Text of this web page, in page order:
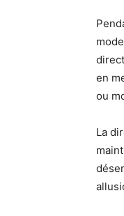
en
ou
La